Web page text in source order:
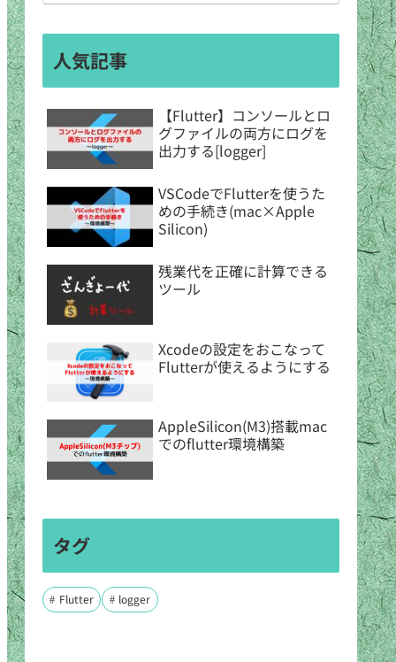
人気記事
【Flutter】コンソールとロ
グファイルの両方にログを
出力する[logger]
VSCodeでFlutterを使うた
めの手続き(mac×Apple
Silicon)
残業代を正確に計算できる
ツール
Xcodeの設定をおこなって
Flutterが使えるようにする
AppleSilicon(M3)搭載mac
でのflutter環境構築
タグ
Flutter logger